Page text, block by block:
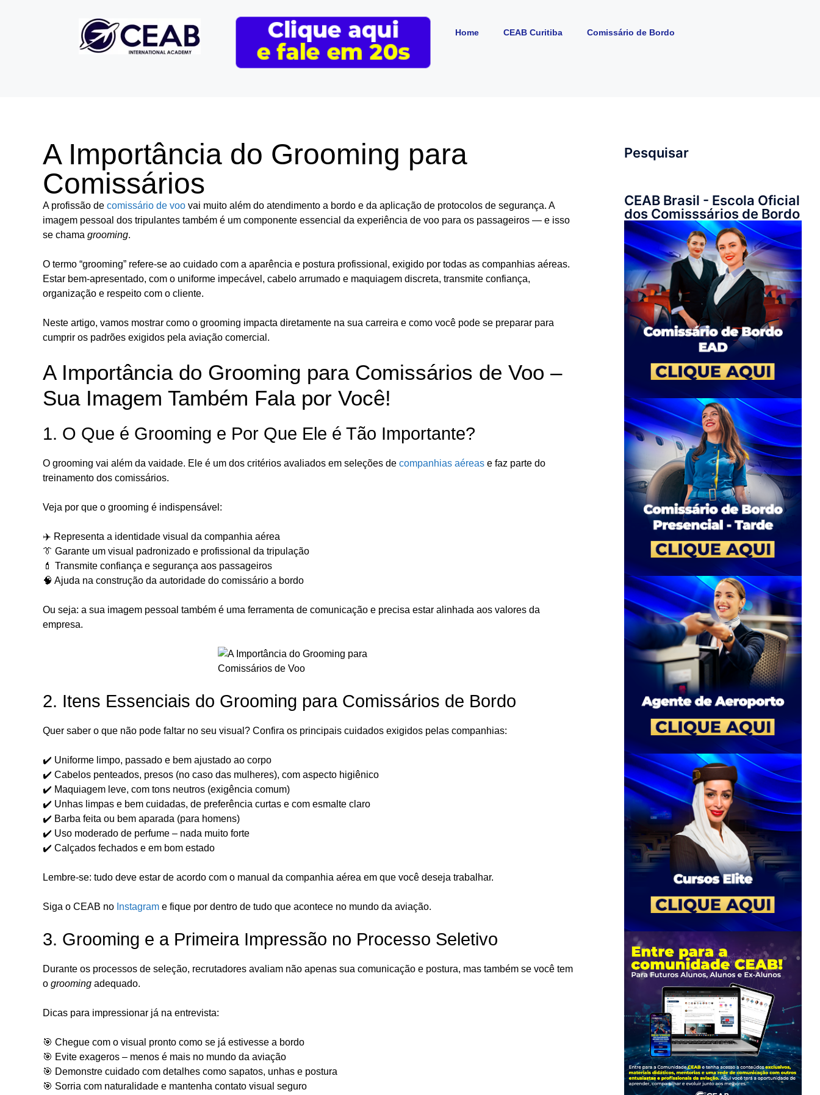
Home CEAB Curitiba Comissário de Bordo
A Importância do Grooming para
Comissários
A profissão de comissário de voo vai muito além do atendimento a bordo e da aplicação de protocolos de segurança. A
imagem pessoal dos tripulantes também é um componente essencial da experiência de voo para os passageiros — e isso
se chama grooming.
O termo “grooming” refere-se ao cuidado com a aparência e postura profissional, exigido por todas as companhias aéreas.
Estar bem-apresentado, com o uniforme impecável, cabelo arrumado e maquiagem discreta, transmite confiança,
organização e respeito com o cliente.
Neste artigo, vamos mostrar como o grooming impacta diretamente na sua carreira e como você pode se preparar para
cumprir os padrões exigidos pela aviação comercial.
A Importância do Grooming para Comissários de Voo –
Sua Imagem Também Fala por Você!
1. O Que é Grooming e Por Que Ele é Tão Importante?
O grooming vai além da vaidade. Ele é um dos critérios avaliados em seleções de companhias aéreas e faz parte do
treinamento dos comissários.
Veja por que o grooming é indispensável:
✈️ Representa a identidade visual da companhia aérea
👔 Garante um visual padronizado e profissional da tripulação
💄 Transmite confiança e segurança aos passageiros
🧠 Ajuda na construção da autoridade do comissário a bordo
Ou seja: a sua imagem pessoal também é uma ferramenta de comunicação e precisa estar alinhada aos valores da
empresa.
2. Itens Essenciais do Grooming para Comissários de Bordo
Quer saber o que não pode faltar no seu visual? Confira os principais cuidados exigidos pelas companhias:
✔️ Uniforme limpo, passado e bem ajustado ao corpo
✔️ Cabelos penteados, presos (no caso das mulheres), com aspecto higiênico
✔️ Maquiagem leve, com tons neutros (exigência comum)
✔️ Unhas limpas e bem cuidadas, de preferência curtas e com esmalte claro
✔️ Barba feita ou bem aparada (para homens)
✔️ Uso moderado de perfume – nada muito forte
✔️ Calçados fechados e em bom estado
Lembre-se: tudo deve estar de acordo com o manual da companhia aérea em que você deseja trabalhar.
Siga o CEAB no Instagram e fique por dentro de tudo que acontece no mundo da aviação.
3. Grooming e a Primeira Impressão no Processo Seletivo
Durante os processos de seleção, recrutadores avaliam não apenas sua comunicação e postura, mas também se você tem
o grooming adequado.
Dicas para impressionar já na entrevista:
🎯 Chegue com o visual pronto como se já estivesse a bordo
🎯 Evite exageros – menos é mais no mundo da aviação
🎯 Demonstre cuidado com detalhes como sapatos, unhas e postura
🎯 Sorria com naturalidade e mantenha contato visual seguro
Pesquisar
CEAB Brasil - Escola Oficial
dos Comisssários de Bordo